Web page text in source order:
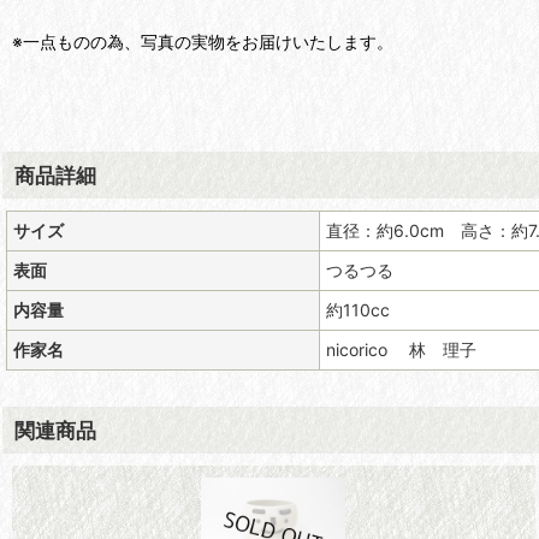
※一点ものの為、写真の実物をお届けいたします。
商品詳細
サイズ
直径：約6.0cm 高さ：約
表面
つるつる
内容量
約110cc
作家名
nicorico 林 理子
関連商品